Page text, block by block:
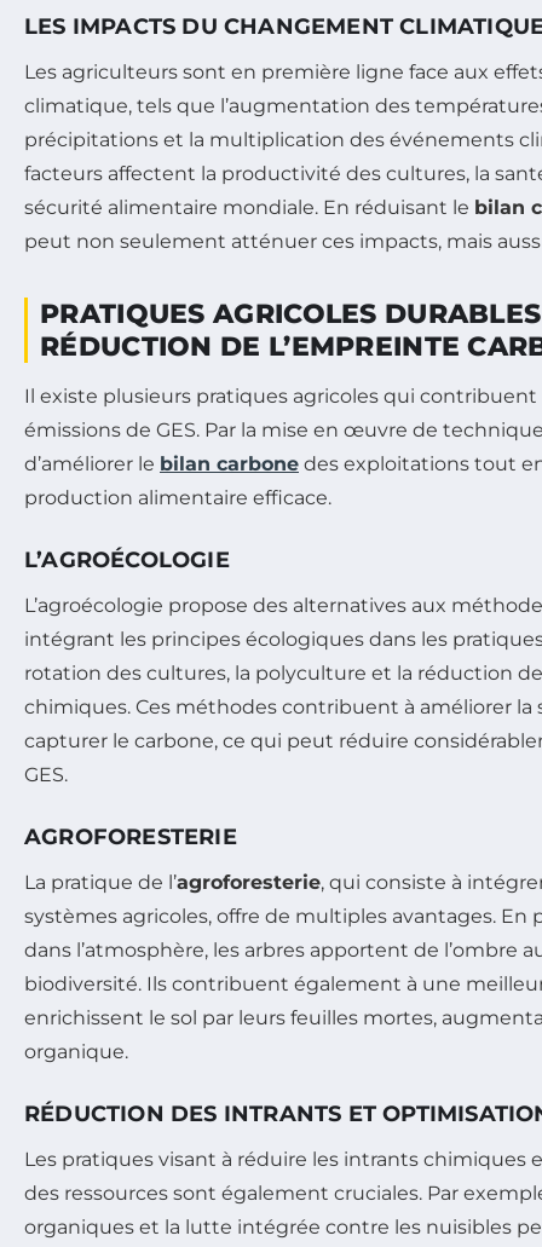
LES IMPACTS DU CHANGEMENT
Les agriculteurs sont en première ligne face aux
climatique, tels que l’augmentation des
précipitations et la multiplication des événements
facteurs affectent la productivité des cultures, la
sécurité alimentaire mondiale. En réduisant le bilan
peut non seulement atténuer ces impacts, mais
PRATIQUES AGRICOLES
RÉDUCTION DE L’EMPREINTE
Il existe plusieurs pratiques agricoles qui
émissions de GES. Par la mise en œuvre de
d’améliorer le bilan carbone des exploitations tout
production alimentaire efficace.
L’AGROÉCOLOGIE
L’agroécologie propose des alternatives aux
intégrant les principes écologiques dans les
rotation des cultures, la polyculture et la réduction
chimiques. Ces méthodes contribuent à améliorer la
capturer le carbone, ce qui peut réduire
GES.
AGROFORESTERIE
La pratique de l’agroforesterie, qui consiste à
systèmes agricoles, offre de multiples avantages. En
dans l’atmosphère, les arbres apportent de l’ombre
biodiversité. Ils contribuent également à une
enrichissent le sol par leurs feuilles mortes,
organique.
RÉDUCTION DES INTRANTS ET
Les pratiques visant à réduire les intrants chimiques
des ressources sont également cruciales. Par
organiques et la lutte intégrée contre les nuisibles